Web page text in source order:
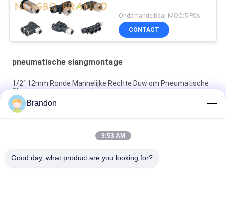
Onderhandelbaar MOQ:5 PCs
CONTACT
pneumatische slangmontage
1/2“ 12mm Ronde Mannelijke Rechte Duw om Pneumatische
Slangmontage te verbinden
1/2“ 12mm PC12 Mannelijke Rechte Duw om Plastic
Pneumatische Slangmontage te verbinden
SK-30 SEISHIN Type Pneumatische luchtknoop voor hopper
Brandon
9:53 AM
Good day, what product are you looking for?